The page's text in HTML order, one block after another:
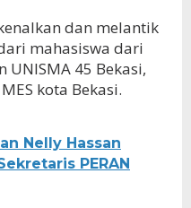
dan melantik
mahasiswa dari
UNISMA 45 Bekasi,
kota Bekasi.
Nelly Hassan
PERAN